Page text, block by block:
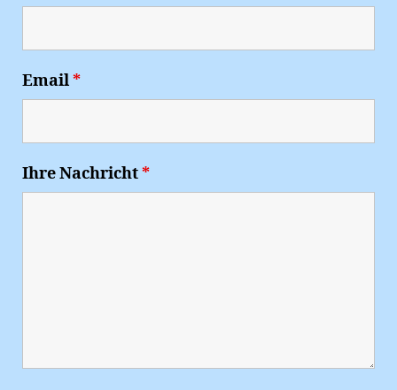
Email*
Ihre Nachricht*